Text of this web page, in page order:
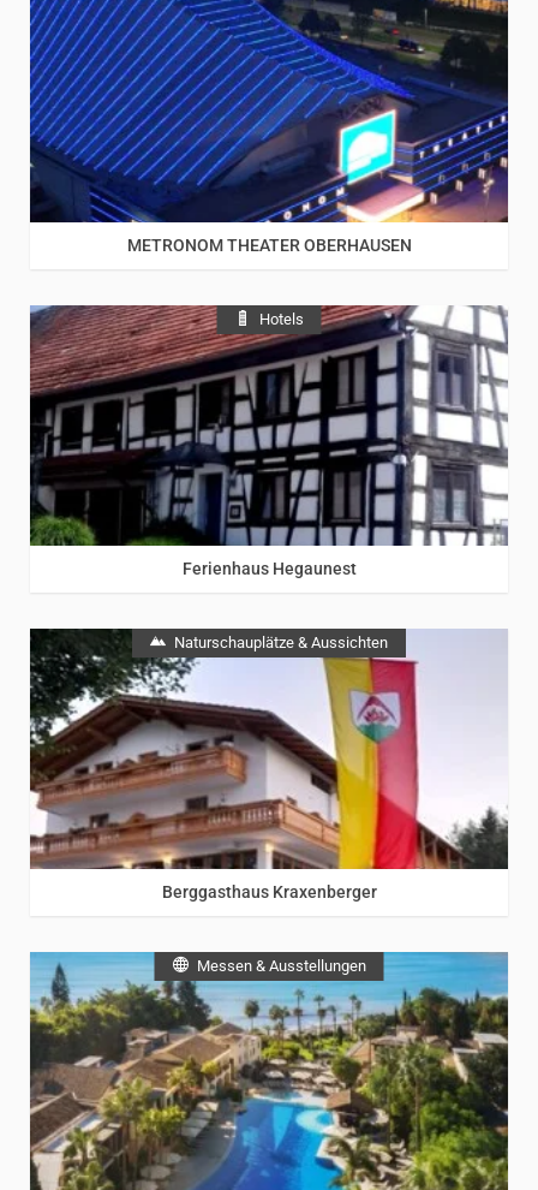
METRONOM THEATER OBERHAUSEN
Hotels
Ferienhaus Hegaunest
Naturschauplätze & Aussichten
Berggasthaus Kraxenberger
Messen & Ausstellungen